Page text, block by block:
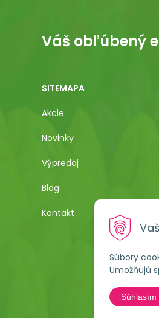
Súbory
Umožňujú
Váš obľúbený
SITEMAPA
Akcie
Novinky
Výpredaj
Blog
Kontakt